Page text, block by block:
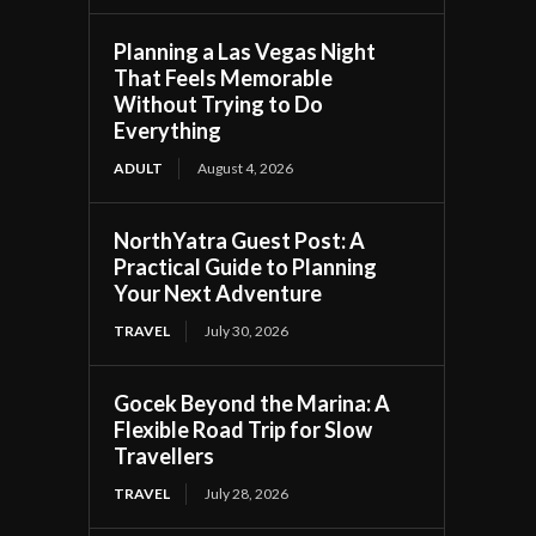
Planning a Las Vegas Night
That Feels Memorable
Without Trying to Do
Everything
ADULT August 4, 2026
NorthYatra Guest Post: A
Practical Guide to Planning
Your Next Adventure
TRAVEL July 30, 2026
Gocek Beyond the Marina: A
Flexible Road Trip for Slow
Travellers
TRAVEL July 28, 2026